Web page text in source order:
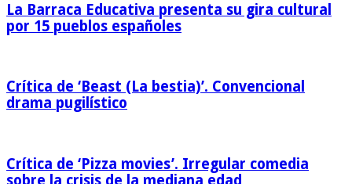
La Barraca Educativa presenta su gira cultural
por 15 pueblos españoles
Crítica de ‘Beast (La bestia)’. Convencional
drama pugilístico
Crítica de ‘Pizza movies’. Irregular comedia
sobre la crisis de la mediana edad